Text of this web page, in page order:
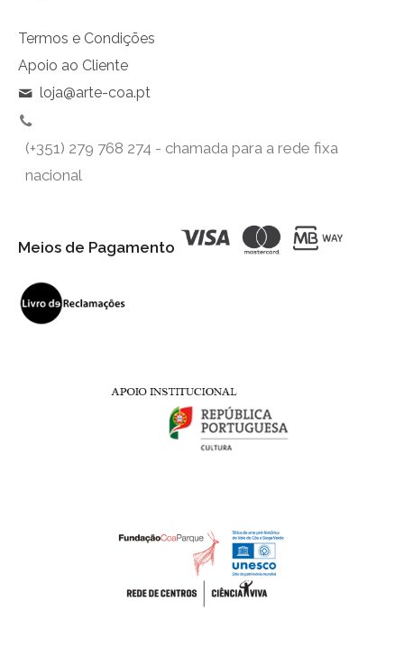
Termos e Condições
Apoio ao Cliente
loja@arte-coa.pt
(+351) 279 768 274 - chamada para a rede fixa
nacional
Meios de Pagamento